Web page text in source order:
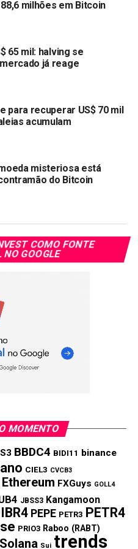
de alto
soluções rápidas, seguras
conseguiu manter seu
ser atribuído às suas
velocidade de transação
ecossistema crescente de
para prosperar mesmo
milhões em Bitcoin
65 mil: halving se
já reage
para recuperar US$ 70 mil
acumulam
misteriosa está
do Bitcoin
COMO FONTE
NO GOOGLE
MOMENTO
BBDC4 BIDI11 binance
CIEL3 CVCB3
Ethereum FXGuys GOLL4
JBSS3 Kangamoon
PEPE PETR3 PETR4
PRIO3 Raboo (RABT)
Solana Sui trends